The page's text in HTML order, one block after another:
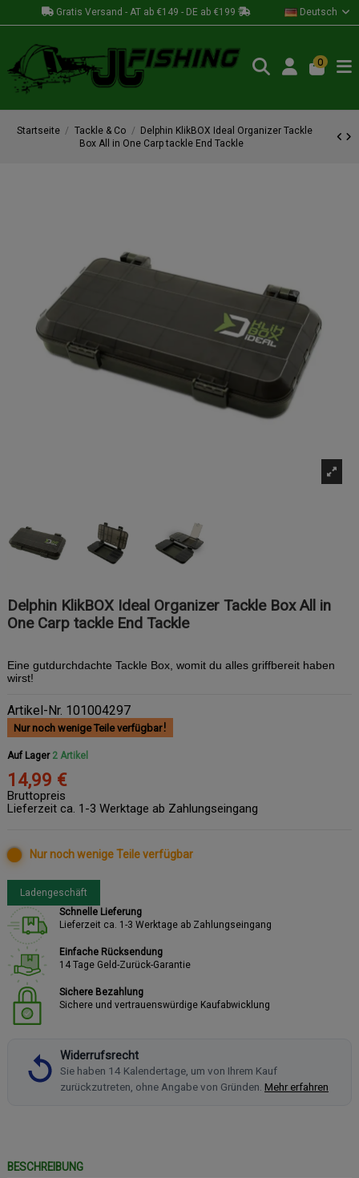
Gratis Versand - AT ab €149 - DE ab €199 Deutsch
0
Startseite Tackle & Co
Delphin KlikBOX Ideal Organizer Tackle
Box All in One Carp tackle End Tackle
Delphin KlikBOX Ideal Organizer Tackle Box All in
One Carp tackle End Tackle
Eine gutdurchdachte Tackle Box, womit du alles griffbereit haben
wirst!
Artikel-Nr. 101004297
Nur noch wenige Teile verfügbar
Auf Lager 2 Artikel
14,99 €
Bruttopreis
Lieferzeit ca. 1-3 Werktage ab Zahlungseingang
Nur noch wenige Teile verfügbar
Ladengeschäft
Schnelle Lieferung
Lieferzeit ca. 1-3 Werktage ab Zahlungseingang
Einfache Rücksendung
14 Tage Geld-Zurück-Garantie
Sichere Bezahlung
Sichere und vertrauenswürdige Kaufabwicklung
Widerrufsrecht
Sie haben 14 Kalendertage, um von Ihrem Kauf
zurückzutreten, ohne Angabe von Gründen. Mehr erfahren
BESCHREIBUNG